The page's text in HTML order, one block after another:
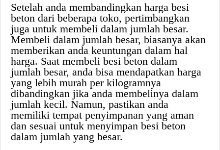
Setelah anda membandingkan harga besi
beton dari beberapa toko, pertimbangkan
juga untuk membeli dalam jumlah besar.
Membeli dalam jumlah besar, biasanya akan
memberikan anda keuntungan dalam hal
harga. Saat membeli besi beton dalam
jumlah besar, anda bisa mendapatkan harga
yang lebih murah per kilogramnya
dibandingkan jika anda membelinya dalam
jumlah kecil. Namun, pastikan anda
memiliki tempat penyimpanan yang aman
dan sesuai untuk menyimpan besi beton
dalam jumlah yang besar.